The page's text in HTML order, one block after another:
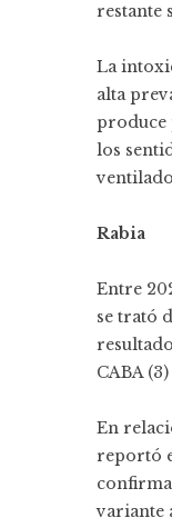
restante
La
alta
produce
los
Rabia
Entre
se trató
CABA (3)
En
reportó
variante